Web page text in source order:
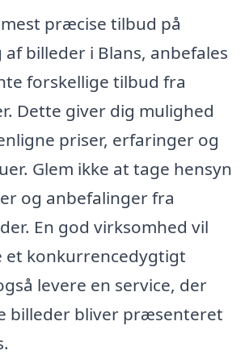
præcise tilbud på
billeder i Blans, anbefales
forskellige tilbud fra
Dette giver dig mulighed
priser, erfaringer og
Glem ikke at tage hensyn
og anbefalinger fra
En god virksomhed vil
et konkurrencedygtigt
levere en service, der
billeder bliver præsenteret